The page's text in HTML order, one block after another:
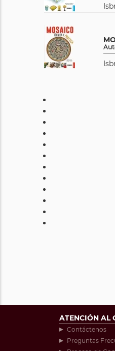
ATENCIÓN AL
Contáctenos
Preguntas